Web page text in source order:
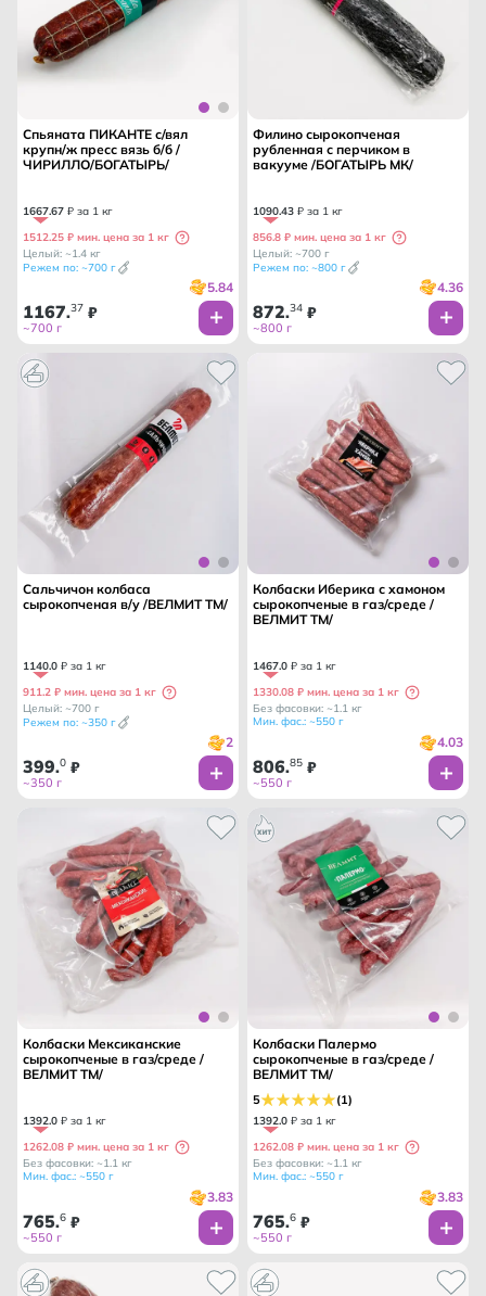
Спьяната ПИКАНТЕ с/вял
крупн/ж пресс вязь б/б /
ЧИРИЛЛО/БОГАТЫРЬ/
1667.67 ₽ за 1 кг
1512.25 ₽ мин. цена за 1 кг
Целый: ~1.4 кг
Режем по: ~700 г
5.84
1167.37 ₽
~700 г
Филино сырокопченая
рубленная с перчиком в
вакууме /БОГАТЫРЬ МК/
1090.43 ₽ за 1 кг
856.8 ₽ мин. цена за 1 кг
Целый: ~700 г
Режем по: ~800 г
4.36
872.34 ₽
~800 г
Сальчичон колбаса
сырокопченая в/у /ВЕЛМИТ ТМ/
1140.0 ₽ за 1 кг
911.2 ₽ мин. цена за 1 кг
Целый: ~700 г
Режем по: ~350 г
2
399.0 ₽
~350 г
Колбаски Иберика с хамоном
сырокопченые в газ/среде /
ВЕЛМИТ ТМ/
1467.0 ₽ за 1 кг
1330.08 ₽ мин. цена за 1 кг
Без фасовки: ~1.1 кг
Мин. фас.: ~550 г
4.03
806.85 ₽
~550 г
Колбаски Мексиканские
сырокопченые в газ/среде /
ВЕЛМИТ ТМ/
1392.0 ₽ за 1 кг
1262.08 ₽ мин. цена за 1 кг
Без фасовки: ~1.1 кг
Мин. фас.: ~550 г
3.83
765.6 ₽
~550 г
Колбаски Палермо
сырокопченые в газ/среде /
ВЕЛМИТ ТМ/
5 (1)
1392.0 ₽ за 1 кг
1262.08 ₽ мин. цена за 1 кг
Без фасовки: ~1.1 кг
Мин. фас.: ~550 г
3.83
765.6 ₽
~550 г